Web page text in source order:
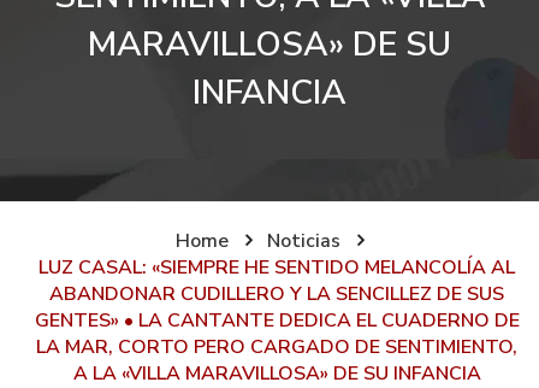
MARAVILLOSA» DE SU
INFANCIA
Home
Noticias
LUZ CASAL: «SIEMPRE HE SENTIDO MELANCOLÍA AL
ABANDONAR CUDILLERO Y LA SENCILLEZ DE SUS
GENTES» • LA CANTANTE DEDICA EL CUADERNO DE
LA MAR, CORTO PERO CARGADO DE SENTIMIENTO,
A LA «VILLA MARAVILLOSA» DE SU INFANCIA